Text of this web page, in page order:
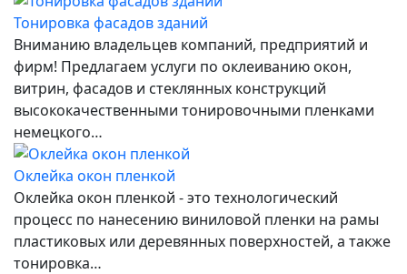
Тонировка фасадов зданий
Вниманию владельцев компаний, предприятий и
фирм! Предлагаем услуги по оклеиванию окон,
витрин, фасадов и стеклянных конструкций
высококачественными тонировочными пленками
немецкого…
Оклейка окон пленкой
Оклейка окон пленкой - это технологический
процесс по нанесению виниловой пленки на рамы
пластиковых или деревянных поверхностей, а также
тонировка…